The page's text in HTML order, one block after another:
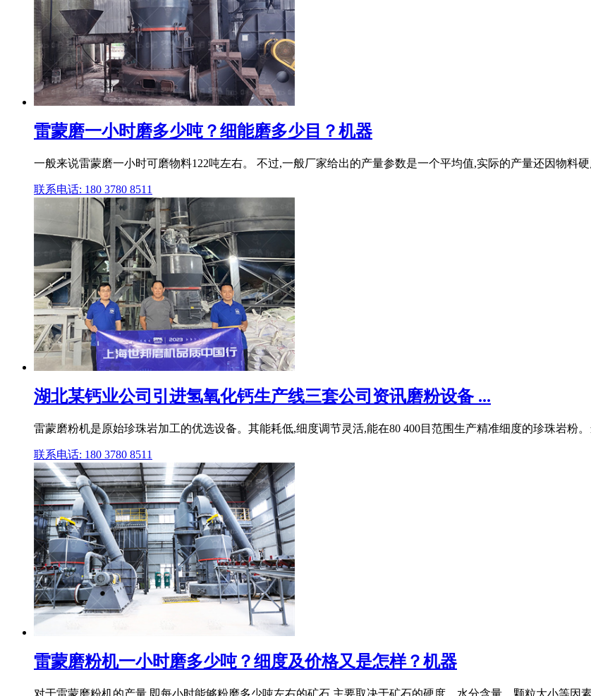
雷蒙磨一小时磨多少吨？细能磨多少目？机器
一般来说雷蒙磨一小时可磨物料122吨左右。 不过,一般厂家给出的产量参数是一个平均值,实际的产量还因物料
联系电话: 180 3780 8511
湖北某钙业公司引进氢氧化钙生产线三套公司资讯磨粉设备 ...
雷蒙磨粉机是原始珍珠岩加工的优选设备。其能耗低,细度调节灵活,能在80 400目范围生产精准细度的珍珠岩粉
联系电话: 180 3780 8511
雷蒙磨粉机一小时磨多少吨？细度及价格又是怎样？机器
对于雷蒙磨粉机的产量,即每小时能够粉磨多少吨左右的矿石,主要取决于矿石的硬度、水分含量、颗粒大小等因